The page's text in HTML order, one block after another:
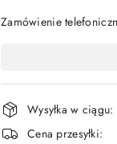
Zamówienie
i
dostawa
Wysyłka w ciągu:
Cena przesyłki: